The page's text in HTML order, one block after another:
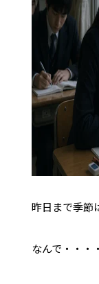
昨日まで季節
なんで・・・・